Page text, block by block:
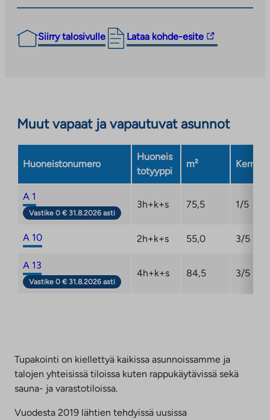
Siirry talosivulle Lataa kohde-esite
Linkki
vie
uuteen
Muut vapaat ja vapautuvat asunnot
Huoneistonumero
Huoneis
totyyppi
m² Kerros
A 1
Vastike 0 € 31.8.2026 asti
3h+k+s 75,5 1/5
A 10 2h+k+s 55,0 3/5
A 13
Vastike 0 € 31.8.2026 asti
4h+k+s 84,5 3/5
Tupakointi on kiellettyä kaikissa asunnoissamme ja
talojen yhteisissä tiloissa kuten rappukäytävissä sekä
sauna- ja varastotiloissa.
Vuodesta 2019 lähtien tehdyissä uusissa